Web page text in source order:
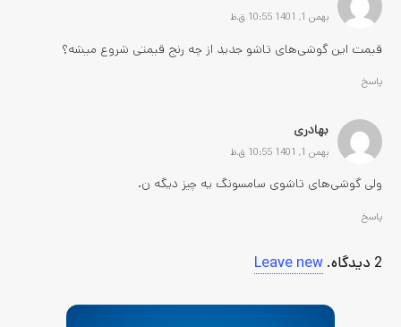
2 دیدگاه.
Leave new
بهمن 1, 1401 10:55 ق.ظ
قیمت این گوشی‌های تاشو جدید از چه رنج قیمتی شروع میشه؟
پاسخ
بهادری
بهمن 1, 1401 10:55 ق.ظ
ولی گوشی‌های تاشوی سامسونگ یه چیز دیگه ن.
پاسخ